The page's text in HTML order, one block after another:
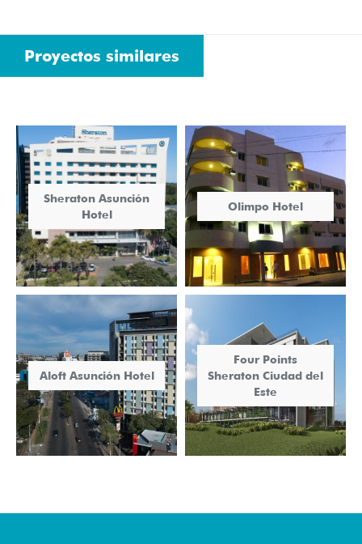
Proyectos similares
Sheraton Asunción
Hotel
Olimpo Hotel
Aloft Asunción Hotel
Four Points
Sheraton Ciudad del
Este